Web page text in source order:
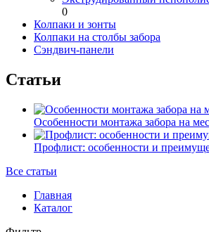
0
Колпаки и зонты
Колпаки на столбы забора
Сэндвич-панели
Статьи
Особенности монтажа забора на
Профлист: особенности и
Все статьи
Главная
Каталог